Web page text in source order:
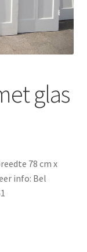
glas
78 cm x
info: Bel